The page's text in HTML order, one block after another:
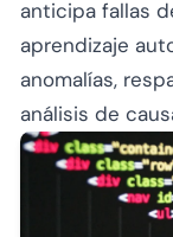
anticipa fallas
aprendizaje
anomalías,
análisis de